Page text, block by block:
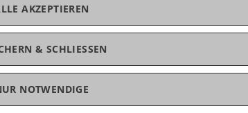
Es wird
& SCHLIESSEN
AKZEPTIEREN
NOTWENDIGE